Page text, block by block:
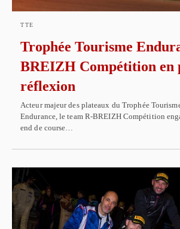
TTE
Trophée Tourisme
BREIZH Compétition en
réflexion
Acteur majeur des plateaux du Trophée
Endurance, le team R-BREIZH Compétition
end de course…